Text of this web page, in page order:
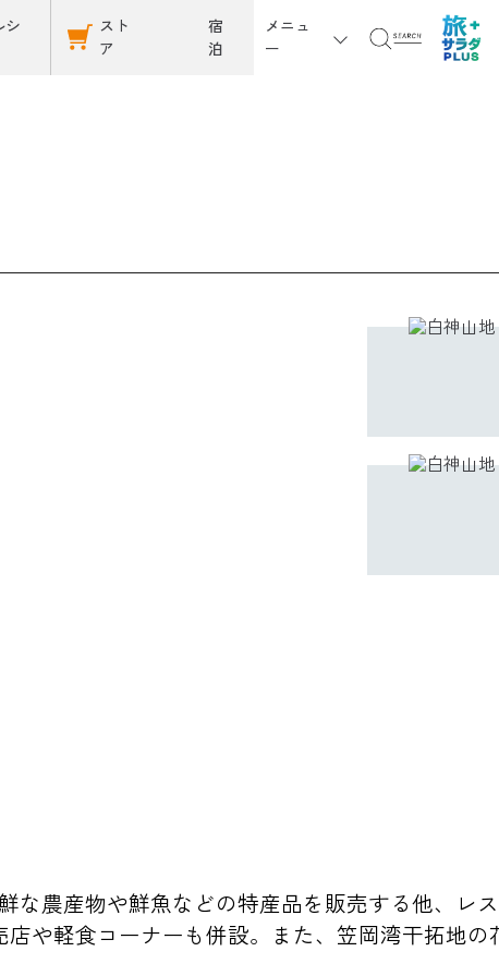
シ
スト
ア
宿
泊
メニュ
ー
な農産物や鮮魚などの特産品を販売する他、レ
や軽食コーナーも併設。また、笠岡湾干拓地の